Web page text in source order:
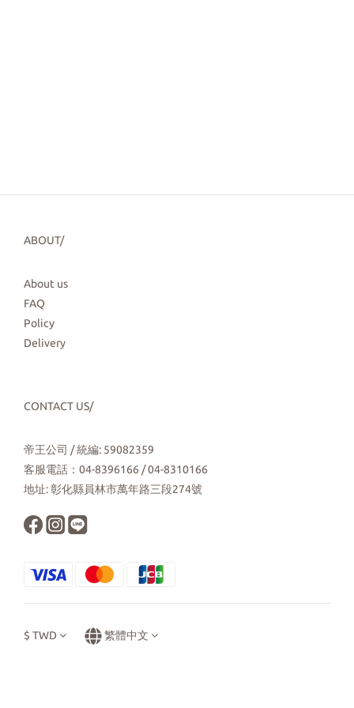
ABOUT/
About us
FAQ
Policy
Delivery
CONTACT US/
帝王公司 / 統編: 59082359
客服電話：04-8396166 / 04-8310166
地址: 彰化縣員林市萬年路三段274號
$ TWD 繁體中文